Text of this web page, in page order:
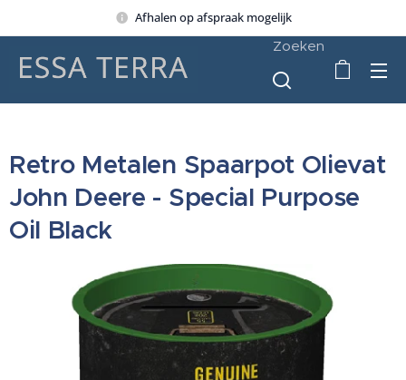
Afhalen op afspraak mogelijk
Zoeken
Retro Metalen Spaarpot Olievat
John Deere - Special Purpose
Oil Black